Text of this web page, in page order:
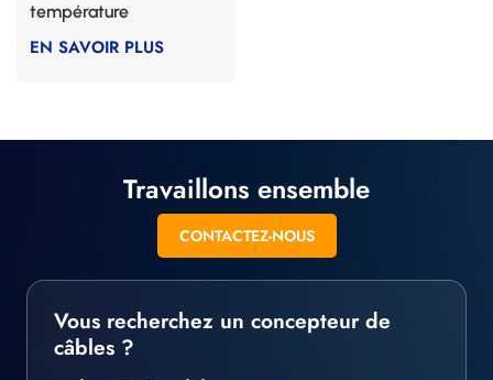
température
EN SAVOIR PLUS
Travaillons ensemble
CONTACTEZ-NOUS
Vous recherchez un concepteur de
câbles ?